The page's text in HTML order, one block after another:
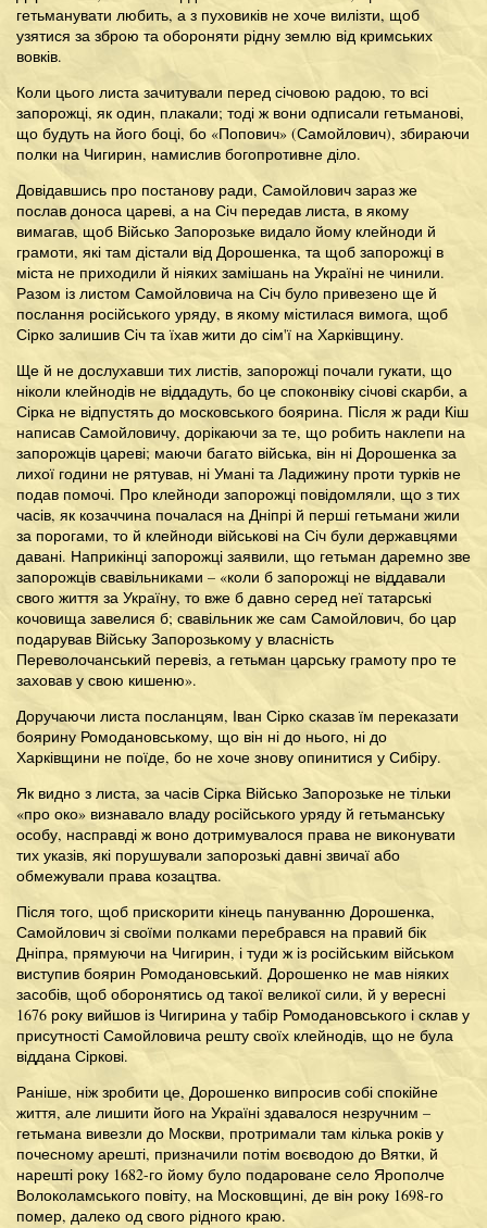
гетьманувати любить, а з пуховиків не хоче вилізти, щоб
узятися за зброю та обороняти рідну землю від кримських
вовків.
Коли цього листа зачитували перед січовою радою, то всі
запорожці, як один, плакали; тоді ж вони одписали гетьманові,
що будуть на його боці, бо «Попович» (Самойлович), збираючи
полки на Чигирин, намислив богопротивне діло.
Довідавшись про постанову ради, Самойлович зараз же
послав доноса цареві, а на Січ передав листа, в якому
вимагав, щоб Військо Запорозьке видало йому клейноди й
грамоти, які там дістали від Дорошенка, та щоб запорожці в
міста не приходили й ніяких замішань на Україні не чинили.
Разом із листом Самойловича на Січ було привезено ще й
послання російського уряду, в якому містилася вимога, щоб
Сірко залишив Січ та їхав жити до сім'ї на Харківщину.
Ще й не дослухавши тих листів, запорожці почали гукати, що
ніколи клейнодів не віддадуть, бо це споконвіку січові скарби, а
Сірка не відпустять до московського боярина. Після ж ради Кіш
написав Самойловичу, дорікаючи за те, що робить наклепи на
запорожців цареві; маючи багато війська, він ні Дорошенка за
лихої години не рятував, ні Умані та Ладижину проти турків не
подав помочі. Про клейноди запорожці повідомляли, що з тих
часів, як козаччина почалася на Дніпрі й перші гетьмани жили
за порогами, то й клейноди військові на Січ були державцями
давані. Наприкінці запорожці заявили, що гетьман даремно зве
запорожців свавільниками – «коли б запорожці не віддавали
свого життя за Україну, то вже б давно серед неї татарські
кочовища завелися б; свавільник же сам Самойлович, бо цар
подарував Війську Запорозькому у власність
Переволочанський перевіз, а гетьман царську грамоту про те
заховав у свою кишеню».
Доручаючи листа посланцям, Іван Сірко сказав їм переказати
боярину Ромодановському, що він ні до нього, ні до
Харківщини не поїде, бо не хоче знову опинитися у Сибіру.
Як видно з листа, за часів Сірка Військо Запорозьке не тільки
«про око» визнавало владу російського уряду й гетьманську
особу, насправді ж воно дотримувалося права не виконувати
тих указів, які порушували запорозькі давні звичаї або
обмежували права козацтва.
Після того, щоб прискорити кінець пануванню Дорошенка,
Самойлович зі своїми полками перебрався на правий бік
Дніпра, прямуючи на Чигирин, і туди ж із російським військом
виступив боярин Ромодановський. Дорошенко не мав ніяких
засобів, щоб оборонятись од такої великої сили, й у вересні
1676 року вийшов із Чигирина у табір Ромодановського і склав у
присутності Самойловича решту своїх клейнодів, що не була
віддана Сіркові.
Раніше, ніж зробити це, Дорошенко випросив собі спокійне
життя, але лишити його на Україні здавалося незручним –
гетьмана вивезли до Москви, протримали там кілька років у
почесному арешті, призначили потім воєводою до Вятки, й
нарешті року 1682-го йому було подароване село Ярополче
Волоколамського повіту, на Московщині, де він року 1698-го
помер, далеко од свого рідного краю.